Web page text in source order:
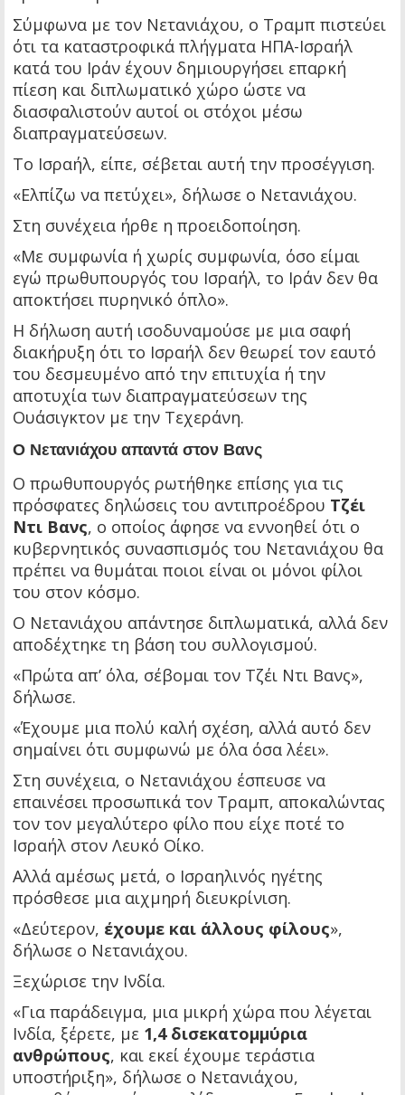
Σύμφωνα με τον Νετανιάχου, ο Τραμπ πιστεύει
ότι τα καταστροφικά πλήγματα ΗΠΑ-Ισραήλ
κατά του Ιράν έχουν δημιουργήσει επαρκή
πίεση και διπλωματικό χώρο ώστε να
διασφαλιστούν αυτοί οι στόχοι μέσω
διαπραγματεύσεων.
Το Ισραήλ, είπε, σέβεται αυτή την προσέγγιση.
«Ελπίζω να πετύχει», δήλωσε ο Νετανιάχου.
Στη συνέχεια ήρθε η προειδοποίηση.
«Με συμφωνία ή χωρίς συμφωνία, όσο είμαι
εγώ πρωθυπουργός του Ισραήλ, το Ιράν δεν θα
αποκτήσει πυρηνικό όπλο».
Η δήλωση αυτή ισοδυναμούσε με μια σαφή
διακήρυξη ότι το Ισραήλ δεν θεωρεί τον εαυτό
του δεσμευμένο από την επιτυχία ή την
αποτυχία των διαπραγματεύσεων της
Ουάσιγκτον με την Τεχεράνη.
Ο Νετανιάχου απαντά στον Βανς
Ο πρωθυπουργός ρωτήθηκε επίσης για τις
πρόσφατες δηλώσεις του αντιπροέδρου Τζέι
Ντι Βανς, ο οποίος άφησε να εννοηθεί ότι ο
κυβερνητικός συνασπισμός του Νετανιάχου θα
πρέπει να θυμάται ποιοι είναι οι μόνοι φίλοι
του στον κόσμο.
Ο Νετανιάχου απάντησε διπλωματικά, αλλά δεν
αποδέχτηκε τη βάση του συλλογισμού.
«Πρώτα απ’ όλα, σέβομαι τον Τζέι Ντι Βανς»,
δήλωσε.
«Έχουμε μια πολύ καλή σχέση, αλλά αυτό δεν
σημαίνει ότι συμφωνώ με όλα όσα λέει».
Στη συνέχεια, ο Νετανιάχου έσπευσε να
επαινέσει προσωπικά τον Τραμπ, αποκαλώντας
τον τον μεγαλύτερο φίλο που είχε ποτέ το
Ισραήλ στον Λευκό Οίκο.
Αλλά αμέσως μετά, ο Ισραηλινός ηγέτης
πρόσθεσε μια αιχμηρή διευκρίνιση.
«Δεύτερον, έχουμε και άλλους φίλους»,
δήλωσε ο Νετανιάχου.
Ξεχώρισε την Ινδία.
«Για παράδειγμα, μια μικρή χώρα που λέγεται
Ινδία, ξέρετε, με 1,4 δισεκατομμύρια
ανθρώπους, και εκεί έχουμε τεράστια
υποστήριξη», δήλωσε ο Νετανιάχου,